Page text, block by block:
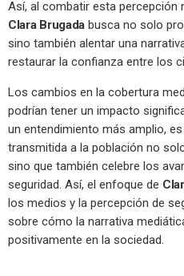
Así, al combatir esta percepción
Clara Brugada busca no solo
sino también alentar una
restaurar la confianza entre los
Los cambios en la cobertura
podrían tener un impacto
un entendimiento más amplio,
transmitida a la población no
sino que también celebre los
seguridad. Así, el enfoque de
los medios y la percepción de
sobre cómo la narrativa
positivamente en la sociedad.